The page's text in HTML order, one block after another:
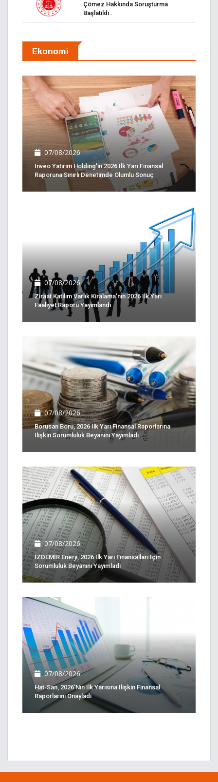
Çömez Hakkında Soruşturma
Başlatıldı..
Ekonomi
07/08/2026
Inveo Yatırım Holding'in 2026 Ilk Yarı Finansal
Raporuna Sınırlı Denetimde Olumlu Sonuç
07/08/2026
Ziraat Katılım Varlık Kiralama'nın 2026 Ilk Yarı
Faaliyet Raporu Yayımlandı
07/08/2026
Borusan Boru, 2026 Ilk Yarı Finansal Raporlarına
Ilişkin Sorumluluk Beyanını Yayımladı
07/08/2026
İZDEMİR Enerji, 2026 Ilk Yarı Finansalları Için
Sorumluluk Beyanını Yayımladı
07/08/2026
Hat-San, 2026'nın Ilk Yarısına Ilişkin Finansal
Raporlarını Onayladı